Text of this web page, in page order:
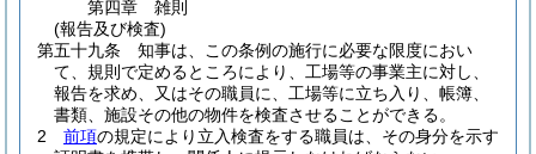
第四章
雑則
(報告及び検査)
第五十九条
知事は、この条例の施行に必要な限度におい
て、規則で定めるところにより、工場等の事業主に対し、
報告を求め、又はその職員に、工場等に立ち入り、帳簿、
書類、施設その他の物件を検査させることができる。
2
前項の規定により立入検査をする職員は、その身分を示す